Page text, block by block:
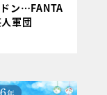
ドン…FANTA
軍団